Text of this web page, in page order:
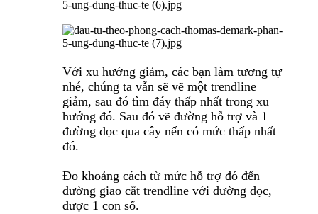
Với xu hướng giảm, các bạn làm tương tự
nhé, chúng ta vẫn sẽ vẽ một trendline
giảm, sau đó tìm đáy thấp nhất trong xu
hướng đó. Sau đó vẽ đường hỗ trợ và 1
đường dọc qua cây nến có mức thấp nhất
đó.
Đo khoảng cách từ mức hỗ trợ đó đến
đường giao cắt trendline với đường dọc,
được 1 con số.